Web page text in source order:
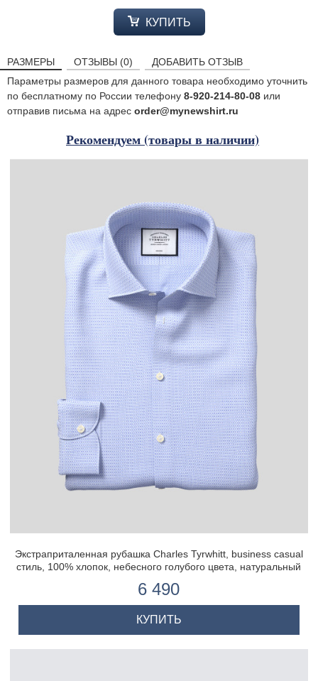
КУПИТЬ
РАЗМЕРЫ ОТЗЫВЫ (0)
ДОБАВИТЬ ОТЗЫВ
Параметры размеров для данного товара необходимо уточнить
по бесплатному по России телефону 8-920-214-80-08 или
отправив письма на адрес order@mynewshirt.ru
Рекомендуем (товары в наличии)
Экстраприталенная рубашка Charles Tyrwhitt, business casual
стиль, 100% хлопок, небесного голубого цвета, натуральный
6 490
КУПИТЬ